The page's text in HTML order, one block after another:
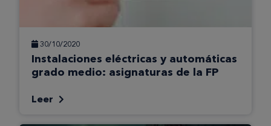
30/10/2020
Instalaciones eléctricas y automáticas
grado medio: asignaturas de la FP
Leer